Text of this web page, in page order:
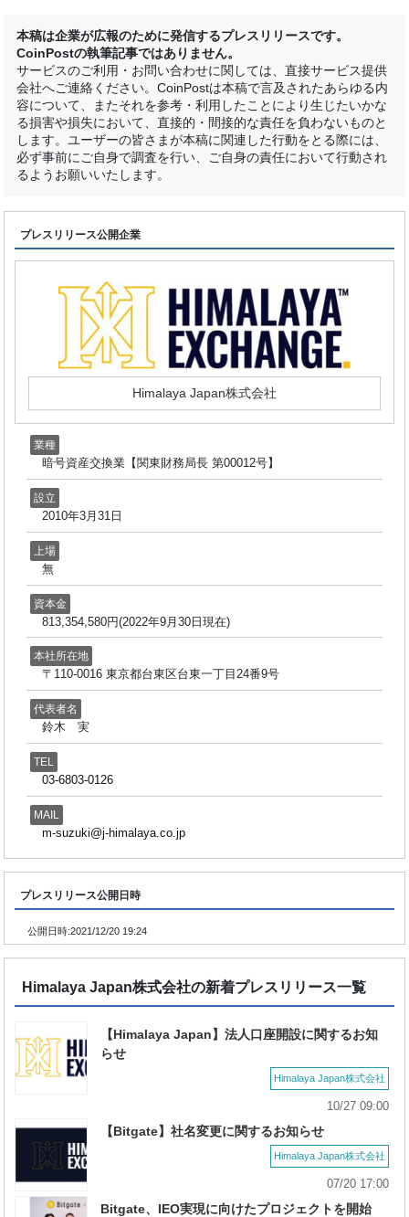
本稿は企業が広報のために発信するプレスリリースです。
CoinPostの執筆記事ではありません。
サービスのご利用・お問い合わせに関しては、直接サービス提供
会社へご連絡ください。CoinPostは本稿で言及されたあらゆる内
容について、またそれを参考・利用したことにより生じたいかな
る損害や損失において、直接的・間接的な責任を負わないものと
します。ユーザーの皆さまが本稿に関連した行動をとる際には、
必ず事前にご自身で調査を行い、ご自身の責任において行動され
るようお願いいたします。
プレスリリース公開企業
Himalaya Japan株式会社
業種
暗号資産交換業【関東財務局長 第00012号】
設立
2010年3月31日
上場
無
資本金
813,354,580円(2022年9月30日現在)
本社所在地
〒110-0016 東京都台東区台東一丁目24番9号
代表者名
鈴木 実
TEL
03-6803-0126
MAIL
m-suzuki@j-himalaya.co.jp
プレスリリース公開日時
公開日時:2021/12/20 19:24
Himalaya Japan株式会社の新着プレスリリース一覧
【Himalaya Japan】法人口座開設に関するお知
らせ
Himalaya Japan株式会社
10/27 09:00
【Bitgate】社名変更に関するお知らせ
Himalaya Japan株式会社
07/20 17:00
Bitgate、IEO実現に向けたプロジェクトを開始